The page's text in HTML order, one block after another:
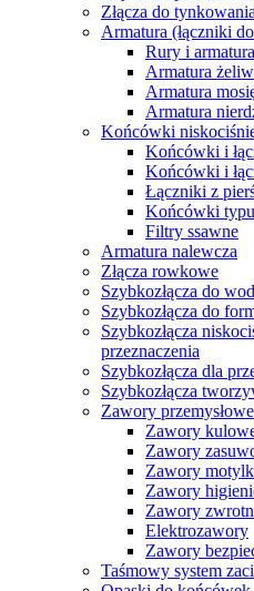
Złącza do tynkowania
Armatura (łączniki
Rury i
Armatura
Armatura
Armatura
Końcówki
Końcówki i
Końcówki i
Łączniki z
Końcówki
Filtry ssawne
Armatura nalewcza
Złącza rowkowe
Szybkozłącza do
Szybkozłącza do
Szybkozłącza
przeznaczenia
Szybkozłącza dla
Szybkozłącza
Zawory przemysłowe
Zawory
Zawory
Zawory
Zawory
Zawory
Elektrozawory
Zawory
Taśmowy system